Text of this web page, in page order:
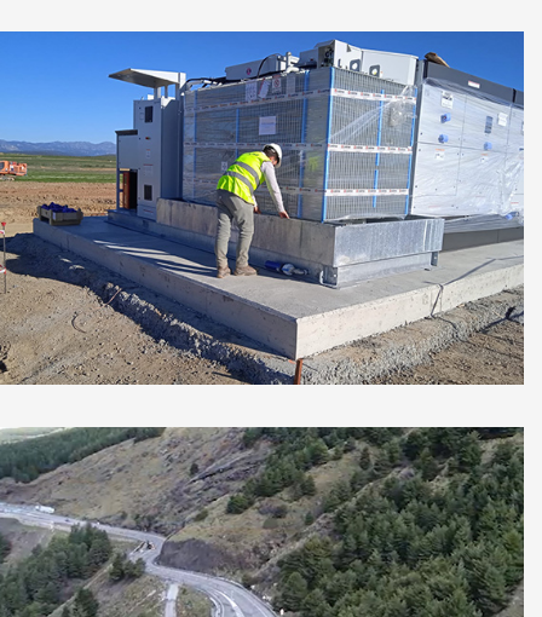
Parque Fotovoltaico de Francisco Pizarro